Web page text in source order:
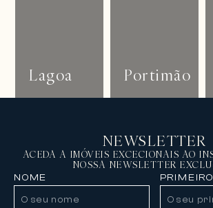
Lagoa Portimão
NEWSLETTER
ACEDA A IMÓVEIS EXCECIONAIS AO
NOSSA NEWSLETTER
NOME